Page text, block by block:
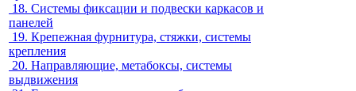
18. Системы фиксации и подвески каркасов и
панелей
19. Крепежная фурнитура, стяжки, системы
крепления
20. Направляющие, метабоксы, системы
выдвижения